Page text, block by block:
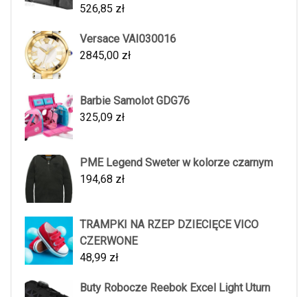
526,85 zł
Versace VAI030016
2845,00 zł
Barbie Samolot GDG76
325,09 zł
PME Legend Sweter w kolorze czarnym
194,68 zł
TRAMPKI NA RZEP DZIECIĘCE VICO
CZERWONE
48,99 zł
Buty Robocze Reebok Excel Light Uturn